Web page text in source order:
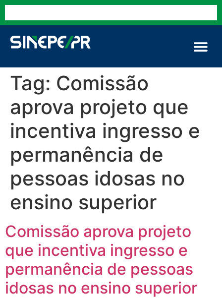
Tag: Comissão
aprova projeto que
incentiva ingresso e
permanência de
pessoas idosas no
ensino superior
Comissão aprova projeto
que incentiva ingresso e
permanência de pessoas
idosas no ensino superior